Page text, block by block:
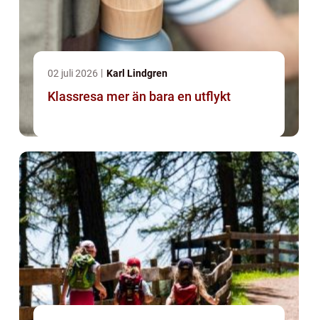
02 juli 2026 Karl Lindgren
Klassresa mer än bara en utflykt